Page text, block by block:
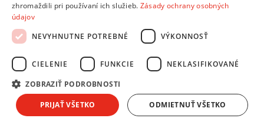
Mini LED
Mini RGB evo
)
Mini-LED QLED LCD
0)
NANO
)
NanoCell
zhromaždili pri používaní ich služieb. Zásady ochrany osobných
údajov
NEVYHNUTNE POTREBNÉ
VÝKONNOSŤ
CIELENIE FUNKCIE NEKLASIFIKOVANÉ
ZOBRAZIŤ PODROBNOSTI
PRIJAŤ VŠETKO ODMIETNUŤ VŠETKO